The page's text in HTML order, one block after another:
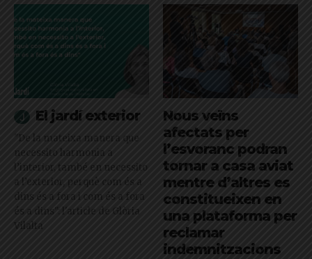
El jardí exterior
"De la mateixa manera que
necessito harmonia a
l’interior, també en necessito
a l’exterior, perquè com és a
dins és a fora i com és a fora
és a dins": l'article de Glòria
Vilalta
Nous veïns
afectats per
l’esvoranc podran
tornar a casa aviat
mentre d’altres es
constitueixen en
una plataforma per
reclamar
indemnitzacions